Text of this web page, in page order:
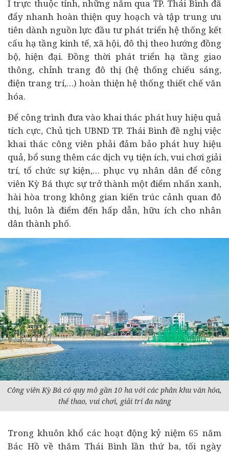
I trực thuộc tỉnh, những năm qua TP. Thái Bình đã
đẩy nhanh hoàn thiện quy hoạch và tập trung ưu
tiên dành nguồn lực đầu tư phát triển hệ thống kết
cấu hạ tầng kinh tế, xã hội, đô thị theo hướng đồng
bộ, hiện đại. Đồng thời phát triển hạ tầng giao
thông, chỉnh trang đô thị (hệ thống chiếu sáng,
điện trang trí,…) hoàn thiện hệ thống thiết chế văn
hóa.
Để công trình đưa vào khai thác phát huy hiệu quả
tích cực, Chủ tịch UBND TP. Thái Bình đề nghị việc
khai thác công viên phải đảm bảo phát huy hiệu
quả, bổ sung thêm các dịch vụ tiện ích, vui chơi giải
trí, tổ chức sự kiện,… phục vụ nhân dân để công
viên Kỳ Bá thực sự trở thành một điểm nhấn xanh,
hài hòa trong không gian kiến trúc cảnh quan đô
thị, luôn là điểm đến hấp dẫn, hữu ích cho nhân
dân thành phố.
Công viên Kỳ Bá có quy mô gần 10 ha với các phân khu văn hóa,
thể thao, vui chơi, giải trí đa năng
Trong khuôn khổ các hoạt động kỷ niệm 65 năm
Bác Hồ về thăm Thái Bình lần thứ ba, tối ngày